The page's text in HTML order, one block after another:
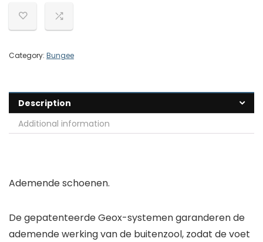
Category: Bungee
Description
Additional information
Ademende schoenen.
De gepatenteerde Geox-systemen garanderen de
ademende werking van de buitenzool, zodat de voet